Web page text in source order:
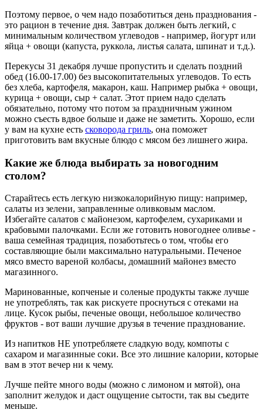
Поэтому первое, о чем надо позаботиться день празднования -
это рацион в течение дня. Завтрак должен быть легкий, с
минимальным количеством углеводов - например, йогурт или
яйца + овощи (капуста, руккола, листья салата, шпинат и т.д.).
Перекусы 31 декабря лучше пропустить и сделать поздний
обед (16.00-17.00) без высокопитательных углеводов. То есть
без хлеба, картофеля, макарон, каш. Например рыбка + овощи,
курица + овощи, сыр + салат. Этот прием надо сделать
обязательно, потому что потом за праздничным ужином
можно съесть вдвое больше и даже не заметить. Хорошо, если
у вам на кухне есть сковорода гриль, она поможет
приготовить вам вкусные блюдо с мясом без лишнего жира.
Какие же блюда выбирать за новогодним
столом?
Старайтесь есть легкую низкокалорийную пищу: например,
салаты из зелени, заправленные оливковым маслом.
Избегайте салатов с майонезом, картофелем, сухариками и
крабовыми палочками. Если же готовить новогоднее оливье -
ваша семейная традиция, позаботьтесь о том, чтобы его
составляющие были максимально натуральными. Печеное
мясо вместо вареной колбасы, домашний майонез вместо
магазинного.
Маринованные, копченые и соленые продукты также лучше
не употреблять, так как рискуете проснуться с отеками на
лице. Кусок рыбы, печеные овощи, небольшое количество
фруктов - вот ваши лучшие друзья в течение празднование.
Из напитков НЕ употребляете сладкую воду, компоты с
сахаром и магазинные соки. Все это лишние калории, которые
вам в этот вечер ни к чему.
Лучше пейте много воды (можно с лимоном и мятой), она
заполнит желудок и даст ощущение сытости, так вы съедите
меньше.